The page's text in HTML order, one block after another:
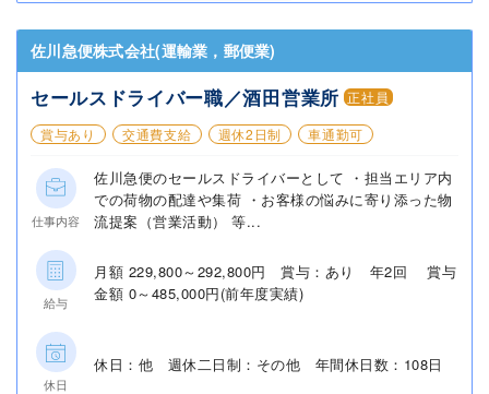
佐川急便株式会社(運輸業，郵便業)
セールスドライバー職／酒田営業所 正社員
賞与あり
交通費支給 週休2日制 車通勤可
仕事内容
佐川急便のセールスドライバーとして ・担当エリア内
での荷物の配達や集荷 ・お客様の悩みに寄り添った物
流提案（営業活動） 等...
給与
月額 229,800～292,800円 賞与：あり 年2回 賞与
金額 0～485,000円(前年度実績)
休日
休日：他 週休二日制：その他 年間休日数：108日